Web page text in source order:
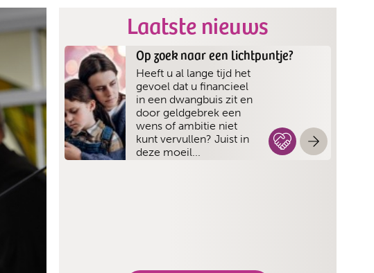
Laatste nieuws
Op zoek naar een lichtpuntje?
Heeft u al lange tijd het
gevoel dat u financieel
in een dwangbuis zit en
door geldgebrek een
wens of ambitie niet
kunt vervullen? Juist in
deze moeil...